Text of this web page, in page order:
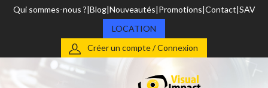
Qui sommes-nous ? Blog Nouveautés Promotions Contact SAV
LOCATION
Créer un compte / Connexion